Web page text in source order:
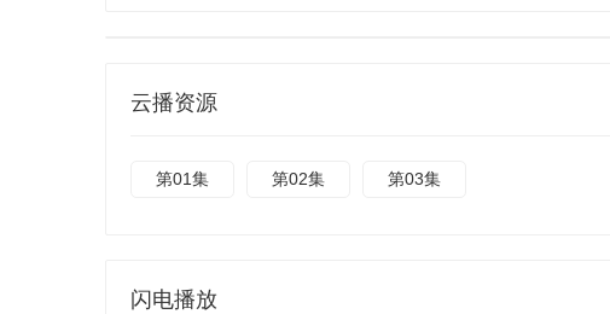
云播资源
第01集 第02集 第03集
闪电播放